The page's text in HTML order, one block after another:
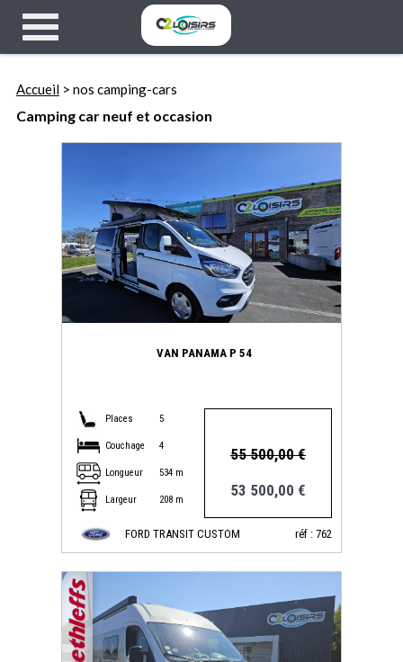
Accueil> nos camping-cars
Camping car neuf et occasion
VAN PANAMA P 54
Places 5
Couchage 4
Longueur 534 m
Largeur 208 m
55 500,00 €
53 500,00 €
FORD TRANSIT CUSTOM réf : 762